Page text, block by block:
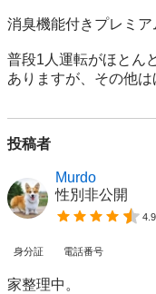
消臭機能付きプレミア
普段1人運転がほとん
ありますが、その他は
投稿者
Murdo
性別非公開
4.9
身分証 電話番号
家整理中。